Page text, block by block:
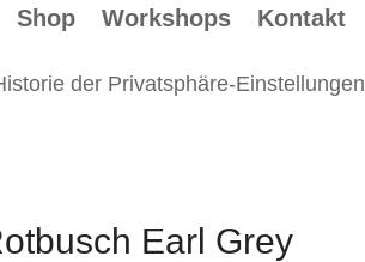
Shop Workshops Kontakt
der Privatsphäre-Einstellungen
Earl Grey